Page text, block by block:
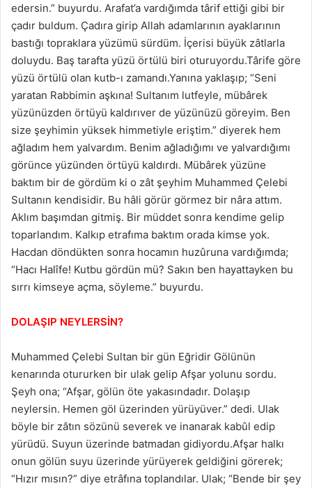
edersin.” buyurdu. Arafat’a vardığımda târif ettiği gibi bir
çadır buldum. Çadıra girip Allah adamlarının ayaklarının
bastığı topraklara yüzümü sürdüm. İçerisi büyük zâtlarla
doluydu. Baş tarafta yüzü örtülü biri oturuyordu.Târife göre
yüzü örtülü olan kutb-ı zamandı.Yanına yaklaşıp; “Seni
yaratan Rabbimin aşkına! Sultanım lutfeyle, mübârek
yüzünüzden örtüyü kaldırıver de yüzünüzü göreyim. Ben
size şeyhimin yüksek himmetiyle eriştim.” diyerek hem
ağladım hem yalvardım. Benim ağladığımı ve yalvardığımı
görünce yüzünden örtüyü kaldırdı. Mübârek yüzüne
baktım bir de gördüm ki o zât şeyhim Muhammed Çelebi
Sultanın kendisidir. Bu hâli görür görmez bir nâra attım.
Aklım başımdan gitmiş. Bir müddet sonra kendime gelip
toparlandım. Kalkıp etrafıma baktım orada kimse yok.
Hacdan döndükten sonra hocamın huzûruna vardığımda;
“Hacı Halîfe! Kutbu gördün mü? Sakın ben hayattayken bu
sırrı kimseye açma, söyleme.” buyurdu.
DOLAŞIP NEYLERSİN?
Muhammed Çelebi Sultan bir gün Eğridir Gölünün
kenarında otururken bir ulak gelip Afşar yolunu sordu.
Şeyh ona; “Afşar, gölün öte yakasındadır. Dolaşıp
neylersin. Hemen göl üzerinden yürüyüver.” dedi. Ulak
böyle bir zâtın sözünü severek ve inanarak kabûl edip
yürüdü. Suyun üzerinde batmadan gidiyordu.Afşar halkı
onun gölün suyu üzerinde yürüyerek geldiğini görerek;
“Hızır mısın?” diye etrâfına toplandılar. Ulak; “Bende bir şey